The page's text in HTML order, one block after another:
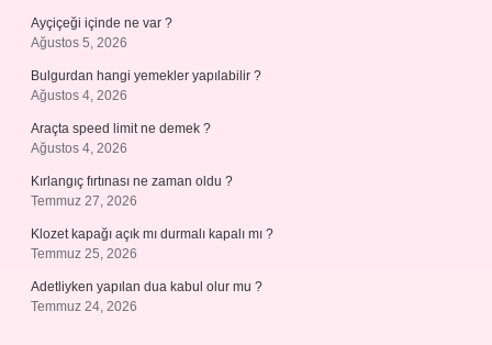
Ayçiçeği içinde ne var ?
Ağustos 5, 2026
Bulgurdan hangi yemekler yapılabilir ?
Ağustos 4, 2026
Araçta speed limit ne demek ?
Ağustos 4, 2026
Kırlangıç fırtınası ne zaman oldu ?
Temmuz 27, 2026
Klozet kapağı açık mı durmalı kapalı mı ?
Temmuz 25, 2026
Adetliyken yapılan dua kabul olur mu ?
Temmuz 24, 2026